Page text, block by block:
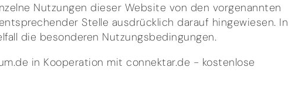
Nutzungen dieser Website von den vorgenannten
Stelle ausdrücklich darauf hingewiesen. In
die besonderen Nutzungsbedingungen.
in Kooperation mit connektar.de - kostenlose